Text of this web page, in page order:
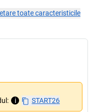
toate caracteristicile
i START26